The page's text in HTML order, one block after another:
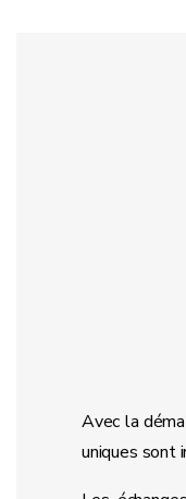
Avec la
uniques sont